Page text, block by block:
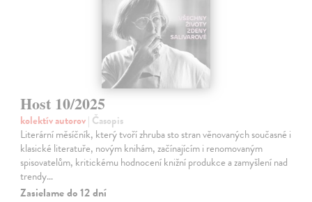
Host 10/2025
kolektív autorov| Časopis
Literární měsíčník, který tvoří zhruba sto stran věnovaných současné i
klasické literatuře, novým knihám, začínajícím i renomovaným
spisovatelům, kritickému hodnocení knižní produkce a zamyšlení nad
trendy…
Zasielame do 12 dní